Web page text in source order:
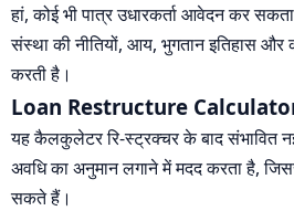
हां, कोई भी पात्र उधारकर्ता आवेदन कर
संस्था की नीतियों, आय, भुगतान इतिहास और
करती है।
Loan Restructure
यह कैलकुलेटर रि-स्ट्रक्चर के बाद संभावित
अवधि का अनुमान लगाने में मदद करता है,
सकते हैं।